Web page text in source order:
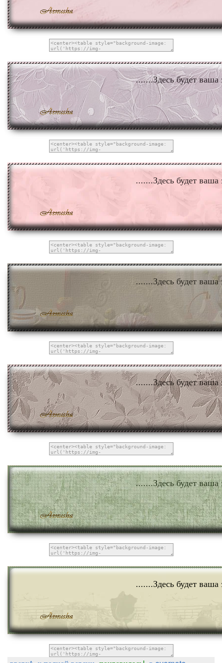
.......Здесь будет ваша
.......Здесь будет ваша
.......Здесь будет ваша
.......Здесь будет ваша
.......Здесь будет ваша
.......Здесь будет ваша